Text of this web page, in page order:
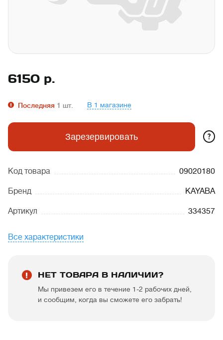
6150 р.
Последняя 1 шт. В 1 магазине
Зарезервировать ?
Код товара 09020180
Бренд KAYABA
Артикул 334357
Все характеристики
НЕТ ТОВАРА В НАЛИЧИИ?
Мы привезем его в течение 1-2 рабочих дней,
и сообщим, когда вы сможете его забрать!